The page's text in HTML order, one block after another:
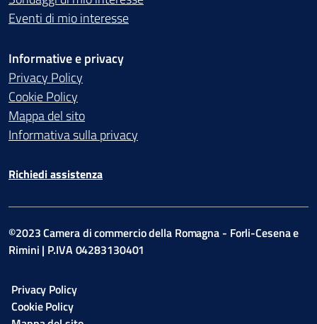
Eventi di mio interesse
Informative e privacy
Privacy Policy
Cookie Policy
Mappa del sito
Informativa sulla privacy
Richiedi assistenza
©2023 Camera di commercio della Romagna - Forli-Cesena e
Rimini | P.IVA 04283130401
Privacy Policy
Cookie Policy